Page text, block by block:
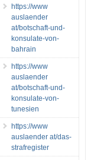
https://www
auslaender
at/botschaft-und-
konsulate-von-
bahrain
https://www
auslaender
at/botschaft-und-
konsulate-von-
tunesien
https://www
auslaender at/das-
strafregister